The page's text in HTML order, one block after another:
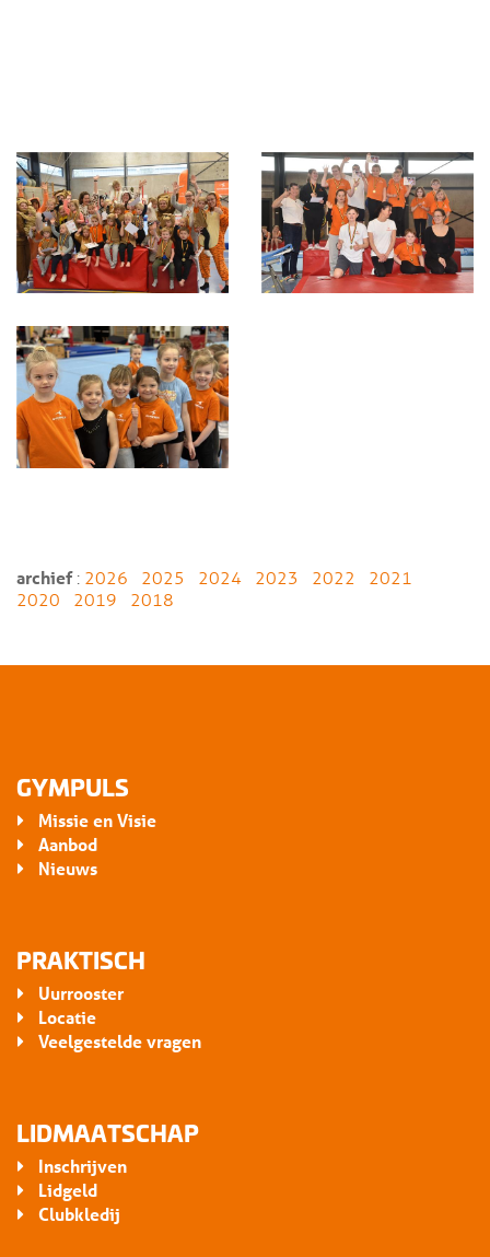
archief: 2026 2025 2024 2023 2022
2021
2020
2019 2018
GYMPULS
Missie en Visie
Aanbod
Nieuws
PRAKTISCH
Uurrooster
Locatie
Veelgestelde vragen
LIDMAATSCHAP
Inschrijven
Lidgeld
Clubkledij